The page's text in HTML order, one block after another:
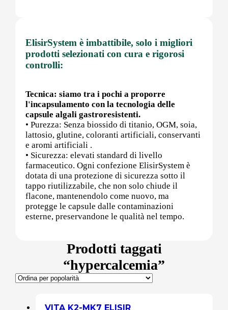
Post (PCT)
Post Workout
Pre-Workout
Prostata
ElisirSystem è imbattibile, solo i migliori
prodotti selezionati con cura e rigorosi
controlli:
Tecnica: siamo tra i pochi a proporre
l'incapsulamento con la tecnologia delle
capsule algali gastroresistenti.
• Purezza: Senza biossido di titanio, OGM, soia,
lattosio, glutine, coloranti artificiali, conservanti
e aromi artificiali .
• Sicurezza: elevati standard di livello
farmaceutico. Ogni confezione ElisirSystem è
dotata di una protezione di sicurezza sotto il
tappo riutilizzabile, che non solo chiude il
flacone, mantenendolo come nuovo, ma
protegge le capsule dalle contaminazioni
esterne, preservandone le qualità nel tempo.
Prodotti taggati
“hypercalcemia”
VITA K2-MK7 ELISIR